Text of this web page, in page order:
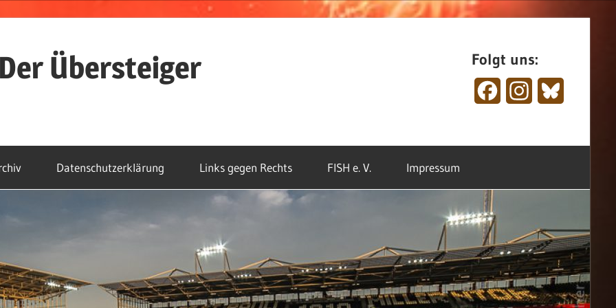
Der Übersteiger Folgt uns:
FacebookInstagram
Datenschutzerklärung Links gegen Rechts FISH e. V. Impressum